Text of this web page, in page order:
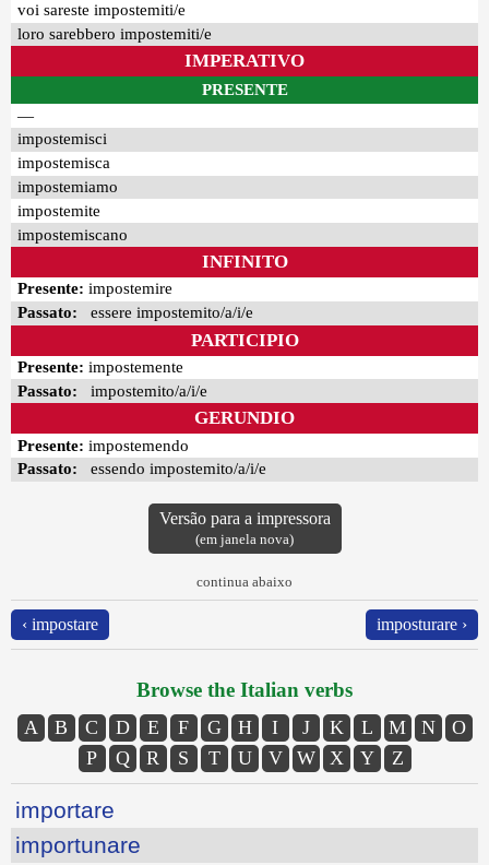
voi sareste impostemiti/e
loro sarebbero impostemiti/e
IMPERATIVO
PRESENTE
—
impostemisci
impostemisca
impostemiamo
impostemite
impostemiscano
INFINITO
Presente: impostemire
Passato: essere impostemito/a/i/e
PARTICIPIO
Presente: impostemente
Passato: impostemito/a/i/e
GERUNDIO
Presente: impostemendo
Passato: essendo impostemito/a/i/e
Versão para a impressora
(em janela nova)
continua abaixo
‹ impostare imposturare ›
Browse the Italian verbs
A B C D E F G H I J K L M N
O
P
Q R S T U V W X Y Z
importare
importunare